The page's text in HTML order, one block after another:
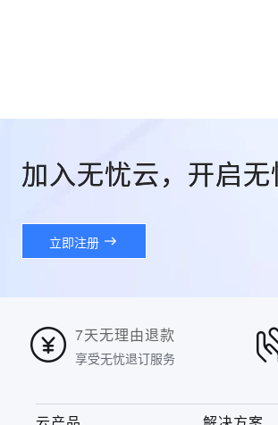
加入无忧云，开启无
立即注册
7天无理由退款
享受无忧退订服务